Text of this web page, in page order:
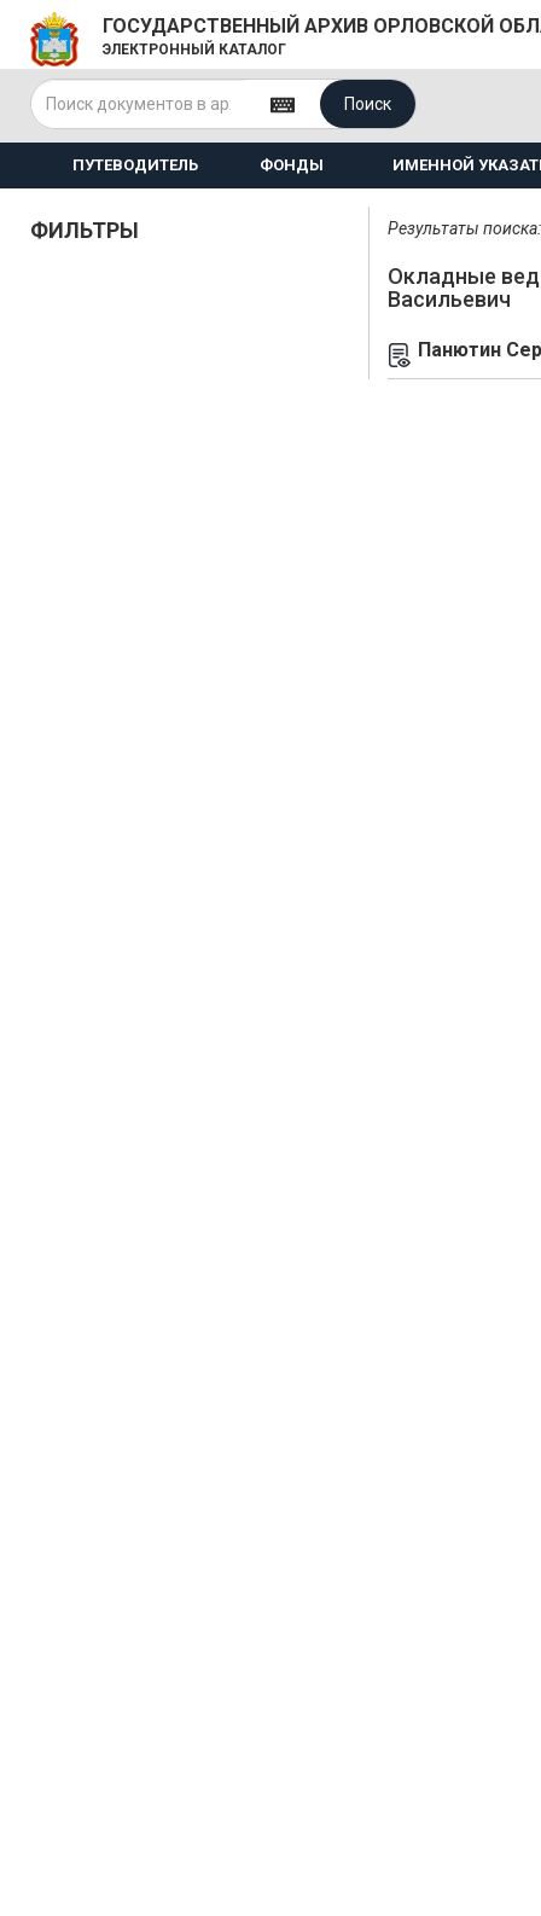
ГОСУДАРСТВЕННЫЙ АРХИВ ОРЛОВСКОЙ
ЭЛЕКТРОННЫЙ КАТАЛОГ
Поиск
ПУТЕВОДИТЕЛЬ ФОНДЫ ИМЕННОЙ
ФИЛЬТРЫ Результаты
Окладные
Васильевич
Панютин